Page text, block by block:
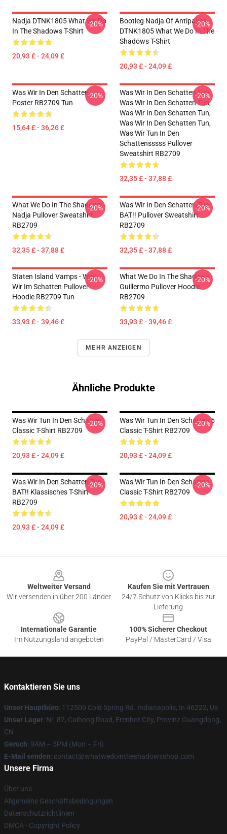
Nadja DTNK1805 What We Do
In The Shadows T-Shirt
20,93 £ - 24,09 £
-20%
Bootleg Nadja Of Antipaxos
DTNK1805 What We Do In The
Shadows T-Shirt
20,93 £ - 24,09 £
-20%
Was Wir In Den Schatten
Poster RB2709 Tun
15,64 £ - 36,26 £
-20%
Was Wir In Den Schatten Tun,
Was Wir In Den Schatten Tun,
Was Wir In Den Schatten Tun,
Was Wir In Den Schatten Tun,
Was Wir Tun In Den
Schattensssss Pullover
Sweatshirt RB2709
32,35 £ - 37,88 £
-20%
What We Do In The Shadows -
Nadja Pullover Sweatshirt
RB2709
32,35 £ - 37,88 £
-20%
Was Wir In Den Schatten Tun -
BAT!! Pullover Sweatshirt
RB2709
32,35 £ - 37,88 £
-20%
Staten Island Vamps - Was
Wir Im Schatten Pullover
Hoodie RB2709 Tun
33,93 £ - 39,46 £
-20%
What We Do In The Shadows -
Guillermo Pullover Hoodie
RB2709
33,93 £ - 39,46 £
-20%
MEHR ANZEIGEN
Ähnliche Produkte
Was Wir Tun In Den Schatten
Classic T-Shirt RB2709
20,93 £ - 24,09 £
-20%
Was Wir Tun In Den Schatten 5
Classic T-Shirt RB2709
20,93 £ - 24,09 £
-20%
Was Wir In Den Schatten Tun -
BAT!! Klassisches T-Shirt
RB2709
20,93 £ - 24,09 £
-20%
Was Wir Tun In Den Schatten
Classic T-Shirt RB2709
20,93 £ - 24,09 £
-20%
Weltweiter Versand
Wir versenden in über 200 Länder
Kaufen Sie mit Vertrauen
24/7 Schutz von Klicks bis zur
Lieferung
Internationale Garantie
Im Nutzungsland angeboten
100% Sicherer Checkout
PayPal / MasterCard / Visa
Kontaktieren Sie uns
Unser Hauptbüro: 112500 Cold Spring Rd. Indianapolis, In 46222, Us
Unser Lager: Nr. 82, Caihong Road, Erenhot City, Provinz Guangdong,
CN
Geruch: 9AM – 5PM (Mon – Fri)
E-Mail senden: contact@whatwedointheshadowsshop.com
Unsere Firma
Über uns
Allgemeine Geschäftsbedingungen
Datenschutzrichtlinien
DMCA - Copyright Policy